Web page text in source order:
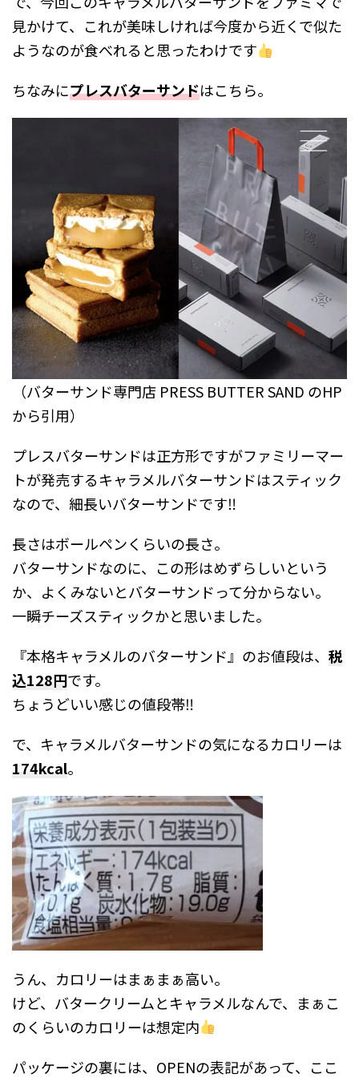
見かけて、これが美味しければ今度から近くで似た
ようなのが食べれると思ったわけです
ちなみにプレスバターサンドはこちら。
（バターサンド専門店 PRESS BUTTER SAND のHP
から引用）
プレスバターサンドは正方形ですがファミリーマー
トが発売するキャラメルバターサンドはスティック
なので、細長いバターサンドです‼︎
長さはボールペンくらいの長さ。
バターサンドなのに、この形はめずらしいという
か、よくみないとバターサンドって分からない。
一瞬チーズスティックかと思いました。
『本格キャラメルのバターサンド』のお値段は、 税
込128円です。
ちょうどいい感じの値段帯‼︎
で、キャラメルバターサンドの気になるカロリーは
174kcal。
うん、カロリーはまぁまぁ高い。
けど、バタークリームとキャラメルなんで、まぁこ
のくらいのカロリーは想定内
パッケージの裏には、OPENの表記があって、ここ